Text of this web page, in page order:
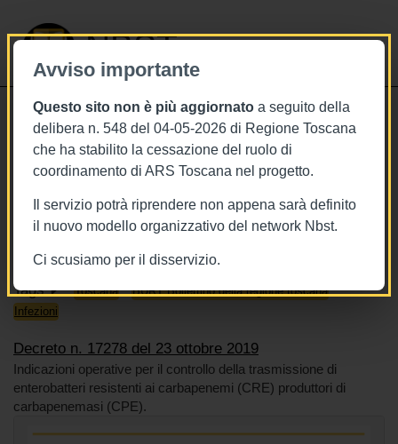
Avviso importante
Questo sito non è più aggiornato a seguito della
delibera n. 548 del 04-05-2026 di Regione Toscana
che ha stabilito la cessazione del ruolo di
coordinamento di ARS Toscana nel progetto.
Il servizio potrà riprendere non appena sarà definito
il nuovo modello organizzativo del network Nbst.
Ci scusiamo per il disservizio.
NBST
23/10/2019
Decreto n. 17278 del 23 ottobre
2019
Tags Toscana
BURT Bollettino della regione toscana
Infezioni
Decreto n. 17278 del 23 ottobre 2019
Indicazioni operative per il controllo della trasmissione di
enterobatteri resistenti ai carbapenemi (CRE) produttori di
carbapenemasi (CPE).